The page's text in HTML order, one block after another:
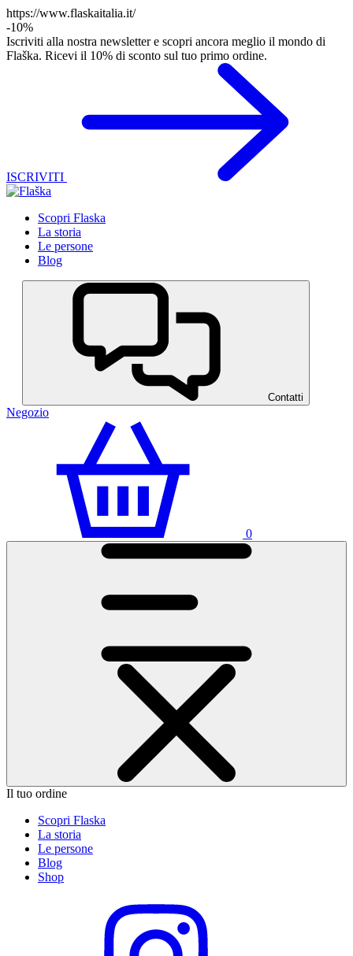
https://www.flaskaitalia.it/
-10%
Iscriviti alla nostra newsletter e scopri ancora meglio il mondo di
Flaška. Ricevi il 10% di sconto sul tuo primo ordine.
ISCRIVITI
Scopri Flaska
La storia
Le persone
Blog
Contatti
Negozio
0
Il tuo ordine
Scopri Flaska
La storia
Le persone
Blog
Shop